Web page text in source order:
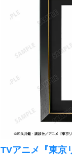
TVアニメ『東京